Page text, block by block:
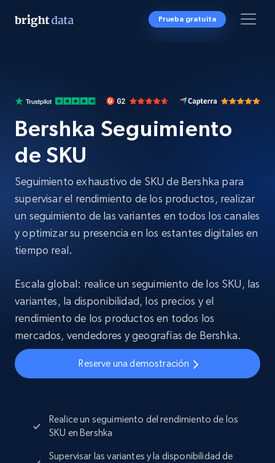
Prueba gratuita
Bershka Seguimiento
de SKU
Seguimiento exhaustivo de SKU de Bershka para
supervisar el rendimiento de los productos, realizar
un seguimiento de las variantes en todos los canales
y optimizar su presencia en los estantes digitales en
tiempo real.
Escala global: realice un seguimiento de los SKU, las
variantes, la disponibilidad, los precios y el
rendimiento de los productos en todos los
mercados, vendedores y geografías de Bershka.
Reserve una demostración
Realice un seguimiento del rendimiento de los
SKU en Bershka
Supervisar las variantes y la disponibilidad de